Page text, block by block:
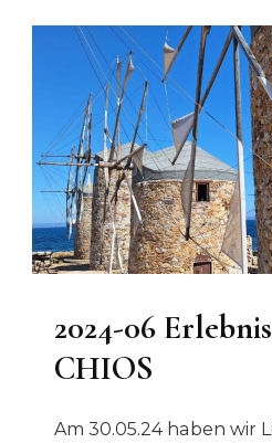
2024-06
CHIOS
Am 30.05.24 haben wir